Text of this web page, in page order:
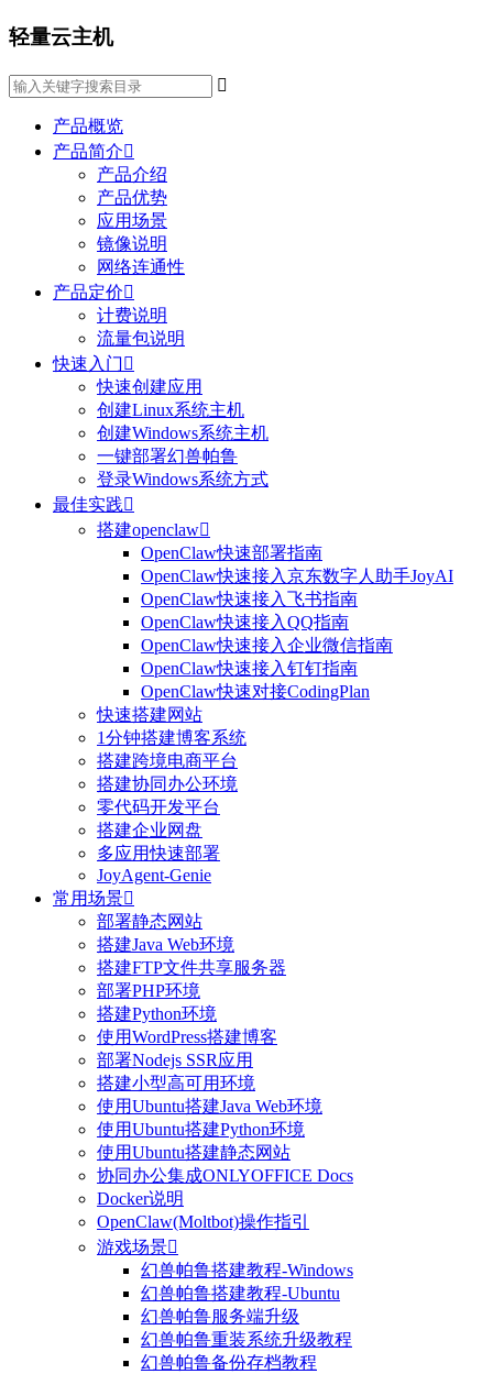
轻量云主机

产品概览
产品简介
产品介绍
产品优势
应用场景
镜像说明
网络连通性
产品定价
计费说明
流量包说明
快速入门 
快速创建应用
创建Linux系统主机
创建Windows系统主机
一键部署幻兽帕鲁
登录Windows系统方式
最佳实践
搭建openclaw
OpenClaw快速部署指南
OpenClaw快速接入京东数字人助手JoyAI
OpenClaw快速接入飞书指南
OpenClaw快速接入QQ指南
OpenClaw快速接入企业微信指南
OpenClaw快速接入钉钉指南
OpenClaw快速对接CodingPlan
快速搭建网站
1分钟搭建博客系统
搭建跨境电商平台
搭建协同办公环境
零代码开发平台
搭建企业网盘
多应用快速部署
JoyAgent-Genie
常用场景
部署静态网站
搭建Java Web环境
搭建FTP文件共享服务器
部署PHP环境
搭建Python环境
使用WordPress搭建博客
部署Nodejs SSR应用
搭建小型高可用环境
使用Ubuntu搭建Java Web环境
使用Ubuntu搭建Python环境
使用Ubuntu搭建静态网站
协同办公集成ONLYOFFICE Docs
Docker说明
OpenClaw(Moltbot)操作指引
游戏场景
幻兽帕鲁搭建教程-Windows
幻兽帕鲁搭建教程-Ubuntu
幻兽帕鲁服务端升级
幻兽帕鲁重装系统升级教程
幻兽帕鲁备份存档教程